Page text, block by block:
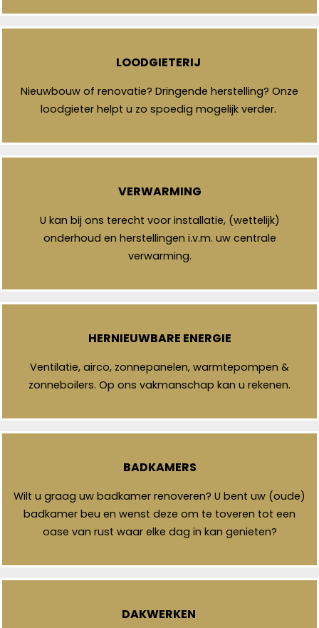
LOODGIETERIJ
Nieuwbouw of renovatie? Dringende herstelling? Onze
loodgieter helpt u zo spoedig mogelijk verder.
VERWARMING
U kan bij ons terecht voor installatie, (wettelijk)
onderhoud en herstellingen i.v.m. uw centrale
verwarming.
HERNIEUWBARE ENERGIE
Ventilatie, airco, zonnepanelen, warmtepompen &
zonneboilers. Op ons vakmanschap kan u rekenen.
BADKAMERS
Wilt u graag uw badkamer renoveren? U bent uw (oude)
badkamer beu en wenst deze om te toveren tot een
oase van rust waar elke dag in kan genieten?
DAKWERKEN